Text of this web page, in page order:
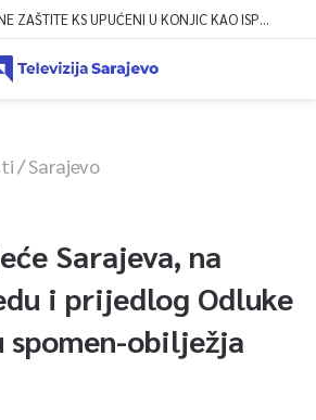
VATROGASCI CIVILNE ZAŠTITE KS UPUĆENI U KONJIC KAO ISPOMOĆ U GAŠENJU POŽARA
/Sarajevo
Sarajeva, na
i prijedlog Odluke
spomen-obilježja